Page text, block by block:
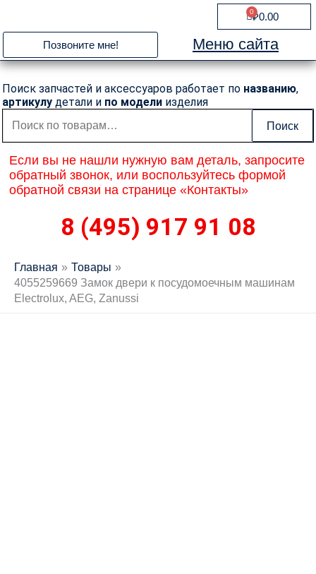
содержимому
₽0.00
0
Cart
Позвоните мне! Меню сайта
Поиск запчастей и аксессуаров работает по названию,
артикулу детали и по модели изделия
Искать:
Поиск
Если вы не нашли нужную вам деталь, запросите
обратный звонок, или воспользуйтесь формой
обратной связи на странице «Контакты»
8 (495) 917 91 08
Главная
Товары
4055259669 Замок двери к посудомоечным машинам
Electrolux, AEG, Zanussi